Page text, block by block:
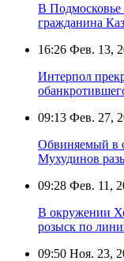
В Подмосковье
гражданина
16:26 Фев. 13,
Интерпол
09:13 Фев. 27,
Обвиняемый в
Мухудинов
09:28 Фев. 11,
В окружении
розыск по
09:50 Ноя. 23,